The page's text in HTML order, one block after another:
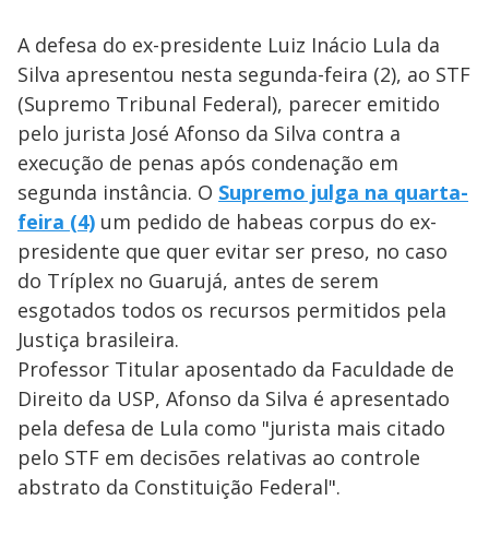
A defesa do ex-presidente Luiz Inácio Lula da
Silva apresentou nesta segunda-feira (2), ao STF
(Supremo Tribunal Federal), parecer emitido
pelo jurista José Afonso da Silva contra a
execução de penas após condenação em
segunda instância. O Supremo julga na quarta-
feira (4) um pedido de habeas corpus do ex-
presidente que quer evitar ser preso, no caso
do Tríplex no Guarujá, antes de serem
esgotados todos os recursos permitidos pela
Justiça brasileira.
Professor Titular aposentado da Faculdade de
Direito da USP, Afonso da Silva é apresentado
pela defesa de Lula como "jurista mais citado
pelo STF em decisões relativas ao controle
abstrato da Constituição Federal".